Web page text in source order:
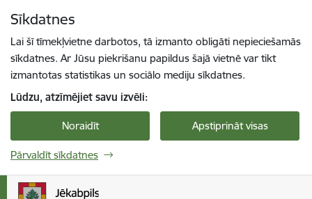
Sīkdatnes
Lai šī tīmekļvietne darbotos, tā izmanto obligāti nepieciešamās
sīkdatnes. Ar Jūsu piekrišanu papildus šajā vietnē var tikt
izmantotas statistikas un sociālo mediju sīkdatnes.
Lūdzu, atzīmējiet savu izvēli:
Noraidīt Apstiprināt visas
Pārvaldīt sīkdatnes